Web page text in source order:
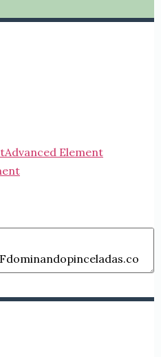
Advanced Element